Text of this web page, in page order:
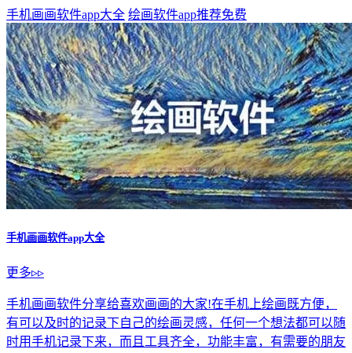
手机画画软件app大全 绘画软件app推荐免费
手机画画软件app大全
更多▹▹
手机画画软件分享给喜欢画画的大家!在手机上绘画既方便，
有可以及时的记录下自己的绘画灵感，任何一个想法都可以随
时用手机记录下来，而且工具齐全，功能丰富，有需要的朋友